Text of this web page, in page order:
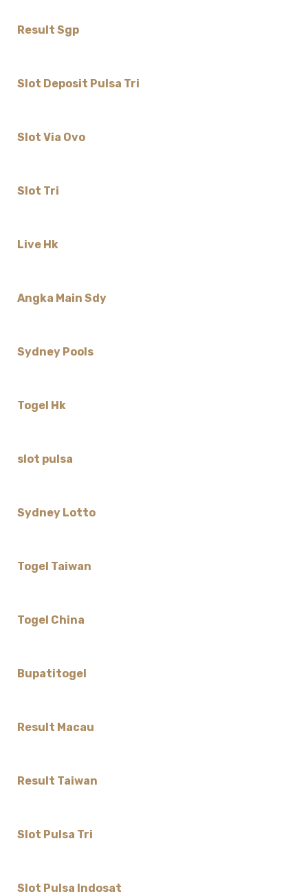
Result Sgp
Slot Deposit Pulsa Tri
Slot Via Ovo
Slot Tri
Live Hk
Angka Main Sdy
Sydney Pools
Togel Hk
slot pulsa
Sydney Lotto
Togel Taiwan
Togel China
Bupatitogel
Result Macau
Result Taiwan
Slot Pulsa Tri
Slot Pulsa Indosat